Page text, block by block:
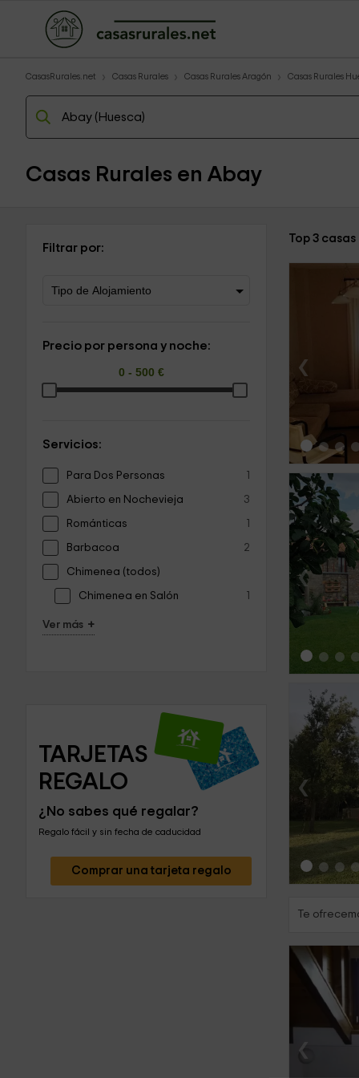
CasasRurales.net Casas Rurales Casas Rurales Aragón Casas Rurales
Casas Rurales en Abay
Filtrar por:
Precio por persona y noche:
Servicios:
Para Dos Personas 1
Abierto en Nochevieja 3
Románticas 1
Barbacoa 2
Chimenea (todos)
Chimenea en Salón 1
Ver más +
TARJETAS
REGALO
¿No sabes qué regalar?
Regalo fácil y sin fecha de caducidad
Comprar una tarjeta regalo
Top 3
‹
‹
‹
Te
‹